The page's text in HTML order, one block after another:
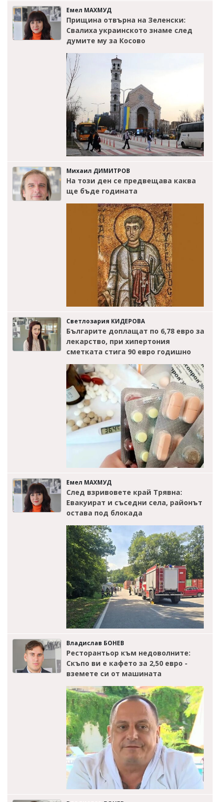
Емел МАХМУД
Прищина отвърна на Зеленски:
Свалиха украинското знаме след
думите му за Косово
Михаил ДИМИТРОВ
На този ден се предвещава каква
ще бъде годината
Светлозария КИДЕРОВА
Българите доплащат по 6,78 евро за
лекарство, при хипертония
сметката стига 90 евро годишно
Емел МАХМУД
След взривовете край Трявна:
Евакуират и съседни села, районът
остава под блокада
Владислав БОНЕВ
Ресторантьор към недоволните:
Скъпо ви е кафето за 2,50 евро -
вземете си от машината